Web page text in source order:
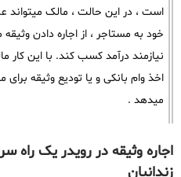
است ، در این حالت ، مالک میتواند
خود به مستاجر ، از اجاره دادن
نیازمند درآمد کسب کند. با این کار
اخذ وام بانکی و یا تودیع وثیقه برای
میدهد .
اجاره وثیقه در رویدر یک راه
زندانیان